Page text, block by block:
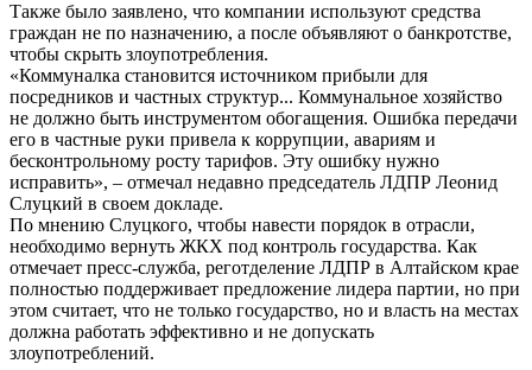
Также было заявлено, что компании используют средства
граждан не по назначению, а после объявляют о банкротстве,
чтобы скрыть злоупотребления.
«Коммуналка становится источником прибыли для
посредников и частных структур... Коммунальное хозяйство
не должно быть инструментом обогащения. Ошибка передачи
его в частные руки привела к коррупции, авариям и
бесконтрольному росту тарифов. Эту ошибку нужно
исправить», – отмечал недавно председатель ЛДПР Леонид
Слуцкий в своем докладе.
По мнению Слуцкого, чтобы навести порядок в отрасли,
необходимо вернуть ЖКХ под контроль государства. Как
отмечает пресс-служба, реготделение ЛДПР в Алтайском крае
полностью поддерживает предложение лидера партии, но при
этом считает, что не только государство, но и власть на местах
должна работать эффективно и не допускать
злоупотреблений.